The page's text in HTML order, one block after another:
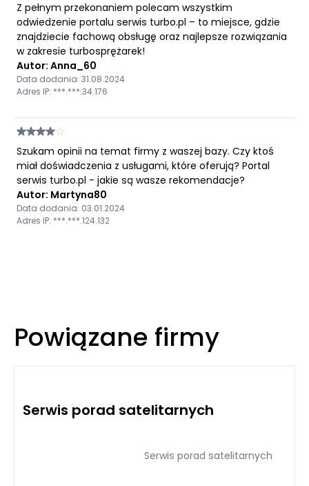
Z pełnym przekonaniem polecam wszystkim
odwiedzenie portalu serwis turbo.pl – to miejsce, gdzie
znajdziecie fachową obsługę oraz najlepsze rozwiązania
w zakresie turbosprężarek!
Autor: Anna_60
Data dodania: 31.08.2024
Adres IP: ***.***.34.176
Szukam opinii na temat firmy z waszej bazy. Czy ktoś
miał doświadczenia z usługami, które oferują? Portal
serwis turbo.pl - jakie są wasze rekomendacje?
Autor: Martyna80
Data dodania: 03.01.2024
Adres IP: ***.***.124.132
Powiązane firmy
Serwis porad satelitarnych
Serwis porad satelitarnych